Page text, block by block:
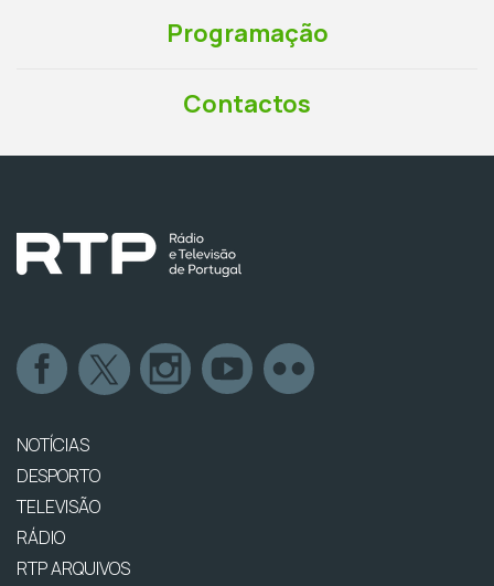
Programação
Contactos
NOTÍCIAS
DESPORTO
TELEVISÃO
RÁDIO
RTP ARQUIVOS